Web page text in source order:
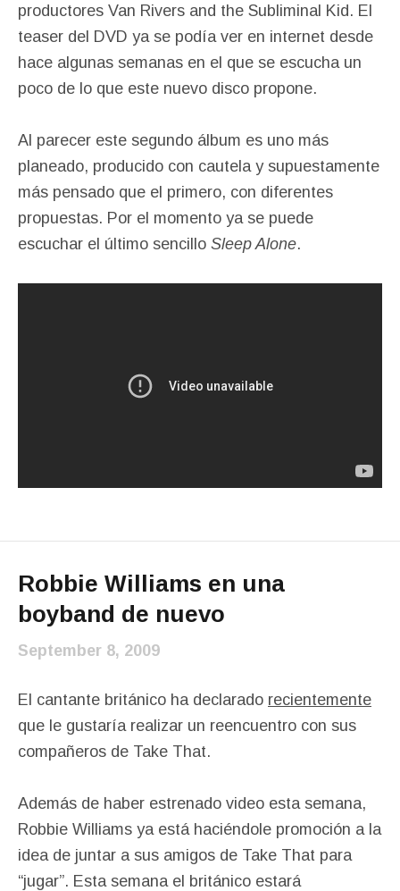
productores Van Rivers and the Subliminal Kid. El
teaser del DVD ya se podía ver en internet desde
hace algunas semanas en el que se escucha un
poco de lo que este nuevo disco propone.
Al parecer este segundo álbum es uno más
planeado, producido con cautela y supuestamente
más pensado que el primero, con diferentes
propuestas. Por el momento ya se puede
escuchar el último sencillo Sleep Alone.
Robbie Williams en una
boyband de nuevo
September 8, 2009
El cantante británico ha declarado recientemente
que le gustaría realizar un reencuentro con sus
compañeros de Take That.
Además de haber estrenado video esta semana,
Robbie Williams ya está haciéndole promoción a la
idea de juntar a sus amigos de Take That para
“jugar”. Esta semana el británico estará